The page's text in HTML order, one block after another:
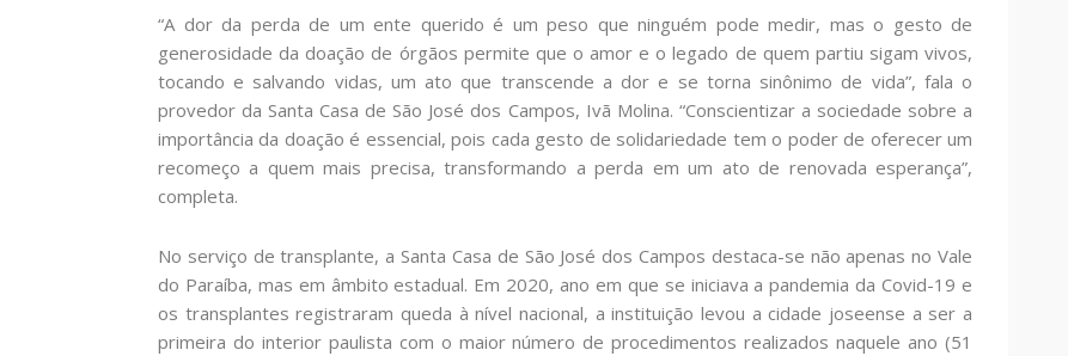
“A dor da perda de um ente querido é um peso que ninguém pode medir, mas o gesto de
generosidade da doação de órgãos permite que o amor e o legado de quem partiu sigam vivos,
tocando e salvando vidas, um ato que transcende a dor e se torna sinônimo de vida”, fala o
provedor da Santa Casa de São José dos Campos, Ivã Molina. “Conscientizar a sociedade sobre a
importância da doação é essencial, pois cada gesto de solidariedade tem o poder de oferecer um
recomeço a quem mais precisa, transformando a perda em um ato de renovada esperança”,
completa.
No serviço de transplante, a Santa Casa de São José dos Campos destaca-se não apenas no Vale
do Paraíba, mas em âmbito estadual. Em 2020, ano em que se iniciava a pandemia da Covid-19 e
os transplantes registraram queda à nível nacional, a instituição levou a cidade joseense a ser a
primeira do interior paulista com o maior número de procedimentos realizados naquele ano (51